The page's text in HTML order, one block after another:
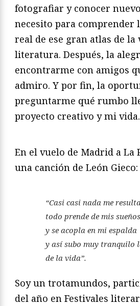
fotografiar y conocer
necesito para comprender
real de ese gran atlas de la
literatura. Después, la
encontrarme con amigos
admiro. Y por fin, la
preguntarme qué rumbo
proyecto creativo y mi vida.
En el vuelo de Madrid a La
una canción de León Gieco:
“Casi casi nada me
todo prende de mis sueños
y se acopla en mi espalda
y así subo muy tranquilo
de la vida”.
Soy un trotamundos,
del año en Festivales